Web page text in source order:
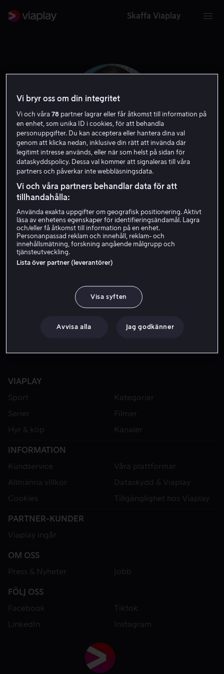
Skaffa Viaplay
Stephen Amell
VIAPLAY
Sport
Kategorier
Serier
Filmer
Hyr & köp
Kanaler
INFORMATION
Kundservice
Våra plattformar
Allmänna villkor
Dataskydd & Viaplay
Cookies
Tillgänglighet hos Viaplay
PARTNER-KUNDER
Viaplay ingår
OM OSS
Press & Nyheter
Jobb
FÖLJ OSS
Facebook
Tiktok
LinkedIn
Instagram
Vi bryr oss om din integritet
Vi och våra78 partner lagrar eller får åtkomst till information på
en enhet, som unika ID i cookies, för att behandla
personuppgifter. Du kan acceptera eller hantera dina val
genom att klicka nedan, inklusive din rätt att invända där
legitimt intresse används, eller när som helst på sidan för
dataskyddspolicy. Dessa val kommer att signaleras till våra
partners och påverkar inte webbläsningsdata.
Vi och våra partners behandlar data för att
tillhandahålla:
Använda exakta uppgifter om geografisk positionering. Aktivt
läsa av enhetens egenskaper för identifieringsändamål. Lagra
och/eller få åtkomst till information på en enhet.
Personanpassad reklam och innehåll, reklam- och
innehållsmätning, forskning angående målgrupp och
tjänsteutveckling.
Lista över partner (leverantörer)
Visa syften
Avvisa alla Jag godkänner